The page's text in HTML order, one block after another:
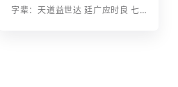
字辈：天道益世达 廷广应时良 七英后裔合 派语英裔传 合美珂里步 前修第峻齐 标甲恩纶福 泽悠振绳峥 大业孝友绍 先猷光裕崇 儒定家声永 作求